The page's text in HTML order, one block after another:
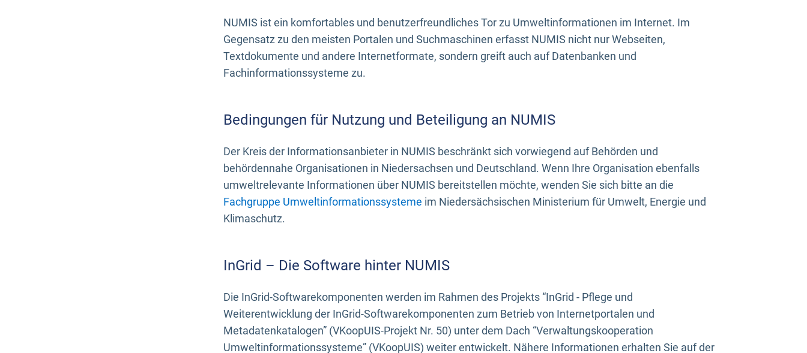
NUMIS ist ein komfortables und benutzerfreundliches Tor zu Umweltinformationen im Internet. Im
Gegensatz zu den meisten Portalen und Suchmaschinen erfasst NUMIS nicht nur Webseiten,
Textdokumente und andere Internetformate, sondern greift auch auf Datenbanken und
Fachinformationssysteme zu.
Bedingungen für Nutzung und Beteiligung an NUMIS
Der Kreis der Informationsanbieter in NUMIS beschränkt sich vorwiegend auf Behörden und
behördennahe Organisationen in Niedersachsen und Deutschland. Wenn Ihre Organisation ebenfalls
umweltrelevante Informationen über NUMIS bereitstellen möchte, wenden Sie sich bitte an die
Fachgruppe Umweltinformationssysteme im Niedersächsischen Ministerium für Umwelt, Energie und
Klimaschutz.
InGrid – Die Software hinter NUMIS
Die InGrid-Softwarekomponenten werden im Rahmen des Projekts “InGrid - Pflege und
Weiterentwicklung der InGrid-Softwarekomponenten zum Betrieb von Internetportalen und
Metadatenkatalogen” (VKoopUIS-Projekt Nr. 50) unter dem Dach “Verwaltungskooperation
Umweltinformationssysteme” (VKoopUIS) weiter entwickelt. Nähere Informationen erhalten Sie auf der